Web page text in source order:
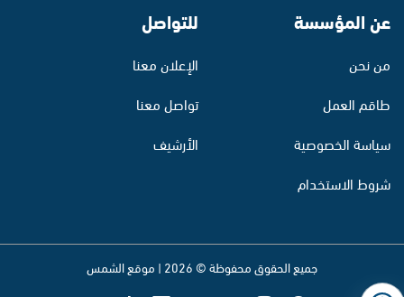
عن المؤسسة
من نحن
طاقم العمل
سياسة الخصوصية
شروط الاستخدام
للتواصل
الإعلان معنا
تواصل معنا
الأرشيف
جميع الحقوق محفوظة © 2026 | موقع الشمس